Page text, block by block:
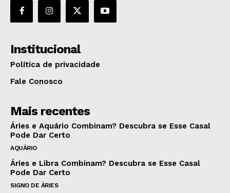
Institucional
Política de privacidade
Fale Conosco
Mais recentes
Áries e Aquário Combinam? Descubra se Esse Casal
Pode Dar Certo
AQUÁRIO
Áries e Libra Combinam? Descubra se Esse Casal
Pode Dar Certo
SIGNO DE ÁRIES